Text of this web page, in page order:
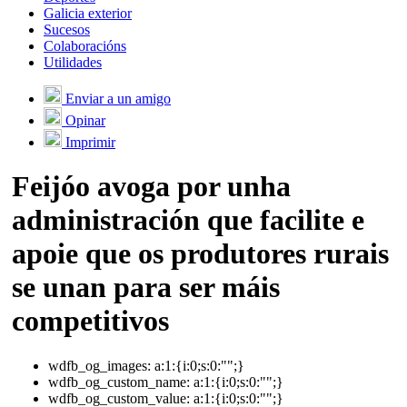
Galicia exterior
Sucesos
Colaboracións
Utilidades
Enviar a un amigo
Opinar
Imprimir
Feijóo avoga por unha
administración que facilite e
apoie que os produtores rurais
se unan para ser máis
competitivos
wdfb_og_images: a:1:{i:0;s:0:"";}
wdfb_og_custom_name: a:1:{i:0;s:0:"";}
wdfb_og_custom_value: a:1:{i:0;s:0:"";}